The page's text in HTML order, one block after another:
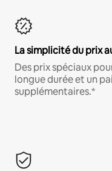
La simplicité du prix
Des prix spéciaux
longue durée et un
supplémentaires.*